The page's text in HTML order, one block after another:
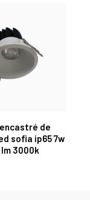
de
sofia ip65 7w
lm 3000k